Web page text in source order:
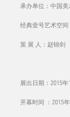
承办单位：中国
经典壹号艺术空间
策 展 人：赵锦剑
展出日期：2015
开幕时间 ：2015